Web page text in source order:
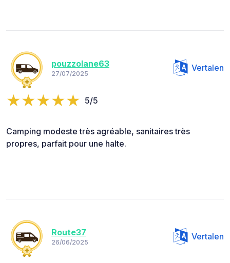
pouzzolane63
27/07/2025
Vertalen
5/5
Camping modeste très agréable, sanitaires très
propres, parfait pour une halte.
Route37
26/06/2025
Vertalen